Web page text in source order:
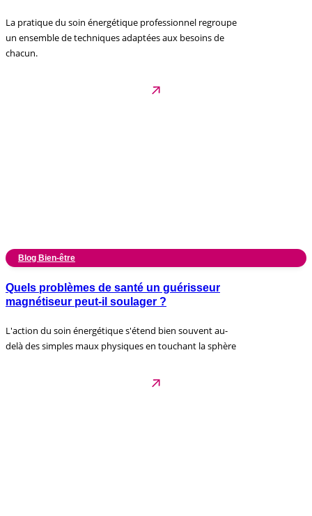
La pratique du soin énergétique professionnel regroupe
un ensemble de techniques adaptées aux besoins de
chacun.
Blog Bien-être
Quels problèmes de santé un guérisseur
magnétiseur peut-il soulager ?
L'action du soin énergétique s'étend bien souvent au-
delà des simples maux physiques en touchant la sphère